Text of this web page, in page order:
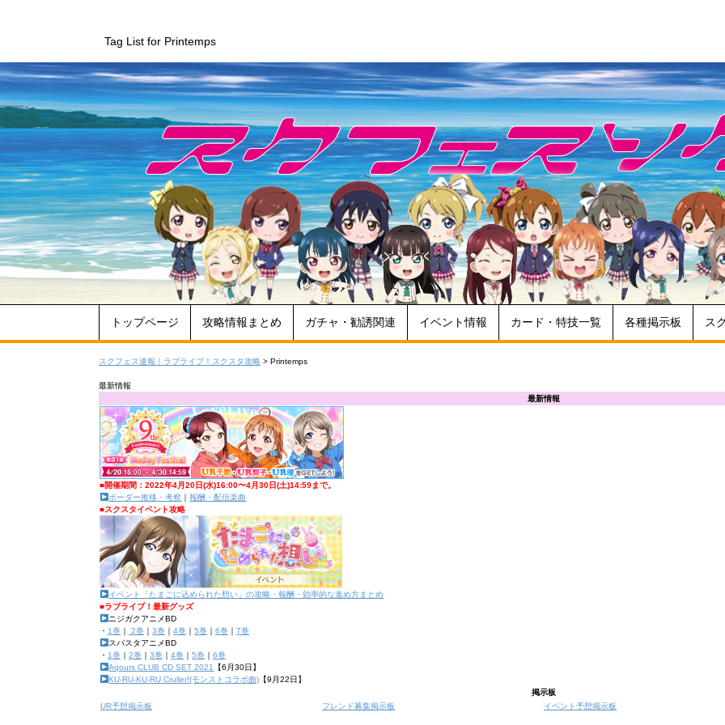
Tag List for Printemps
トップページ 攻略情報まとめ ガチャ・勧誘関連 イベント情報 カード・特技一覧 各種掲示板 ス
スクフェス速報｜ラブライブ！スクスタ攻略 > Printemps
最新情報
最新情報
■開催期間：2022年4月20日(水)16:00〜4月30日(土)14:59まで。
ボーダー推移・考察 ｜報酬・配信楽曲
■スクスタイベント攻略
イベント「たまごに込められた想い」の攻略・報酬・効率的な進め方まとめ
■ラブライブ！最新グッズ
ニジガクアニメBD
・ 1巻 2巻 3巻 4巻 5巻 6巻
7巻
スパスタアニメBD
・ 1巻 2巻 3巻 4巻 5巻
6巻
Aqours CLUB CD SET 2021
【6月30日】
KU-RU-KU-RU Cruller!(モンストコラボ曲) 【9月22日】
掲示板
UR予想掲示板
フレンド募集掲示板 イベント予想掲示板